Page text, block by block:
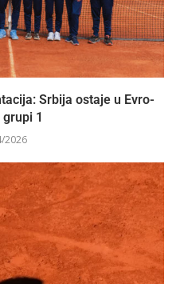
Srbija ostaje u Evro-
1
2026